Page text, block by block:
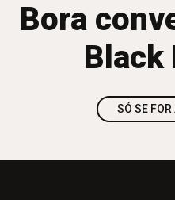
Bora
Black
SÓ SE FOR